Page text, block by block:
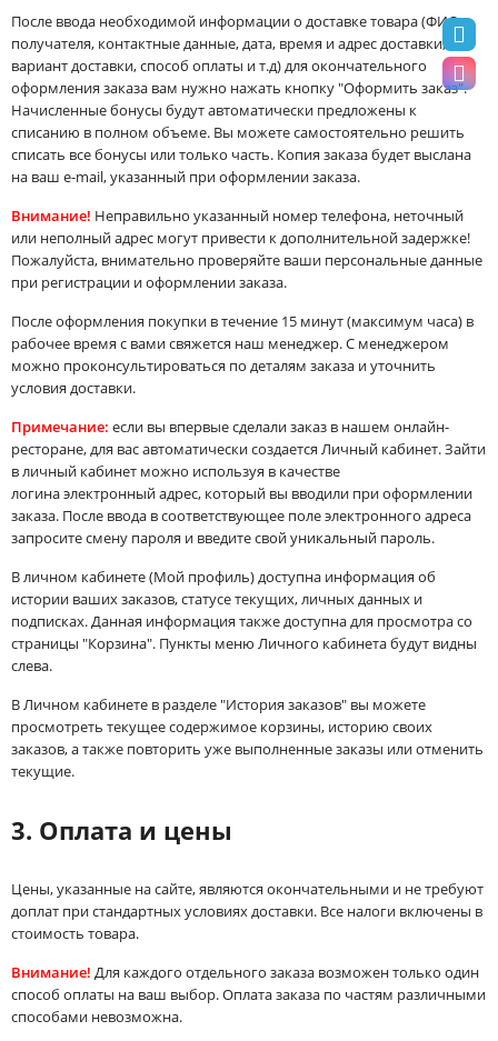
После ввода необходимой информации о доставке товара (ФИО
получателя, контактные данные, дата, время и адрес доставки,
вариант доставки, способ оплаты и т.д) для окончательного
оформления заказа вам нужно нажать кнопку "Оформить заказ".
Начисленные бонусы будут автоматически предложены к
списанию в полном объеме. Вы можете самостоятельно решить
списать все бонусы или только часть. Копия заказа будет выслана
на ваш e-mail, указанный при оформлении заказа.
Внимание! Неправильно указанный номер телефона, неточный
или неполный адрес могут привести к дополнительной задержке!
Пожалуйста, внимательно проверяйте ваши персональные данные
при регистрации и оформлении заказа.
После оформления покупки в течение 15 минут (максимум часа) в
рабочее время с вами свяжется наш менеджер. С менеджером
можно проконсультироваться по деталям заказа и уточнить
условия доставки.
Примечание: если вы впервые сделали заказ в нашем онлайн-
ресторане, для вас автоматически создается Личный кабинет. Зайти
в личный кабинет можно используя в качестве
логина электронный адрес, который вы вводили при оформлении
заказа. После ввода в соответствующее поле электронного адреса
запросите смену пароля и введите свой уникальный пароль.
В личном кабинете (Мой профиль) доступна информация об
истории ваших заказов, статусе текущих, личных данных и
подписках. Данная информация также доступна для просмотра со
страницы "Корзина". Пункты меню Личного кабинета будут видны
слева.
В Личном кабинете в разделе "История заказов" вы можете
просмотреть текущее содержимое корзины, историю своих
заказов, а также повторить уже выполненные заказы или отменить
текущие.
3. Оплата и цены
Цены, указанные на сайте, являются окончательными и не требуют
доплат при стандартных условиях доставки. Все налоги включены в
стоимость товара.
Внимание! Для каждого отдельного заказа возможен только один
способ оплаты на ваш выбор. Оплата заказа по частям различными
способами невозможна.